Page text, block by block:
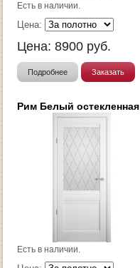
Есть в наличии.
Цена:
Цена: 8900 руб.
Подробнее Заказать
Рим Белый остекленная
Есть в наличии.